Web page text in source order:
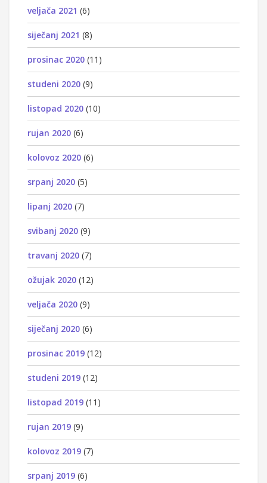
veljača 2021 (6)
siječanj 2021 (8)
prosinac 2020 (11)
studeni 2020 (9)
listopad 2020 (10)
rujan 2020 (6)
kolovoz 2020 (6)
srpanj 2020 (5)
lipanj 2020 (7)
svibanj 2020 (9)
travanj 2020 (7)
ožujak 2020 (12)
veljača 2020 (9)
siječanj 2020 (6)
prosinac 2019 (12)
studeni 2019 (12)
listopad 2019 (11)
rujan 2019 (9)
kolovoz 2019 (7)
srpanj 2019 (6)